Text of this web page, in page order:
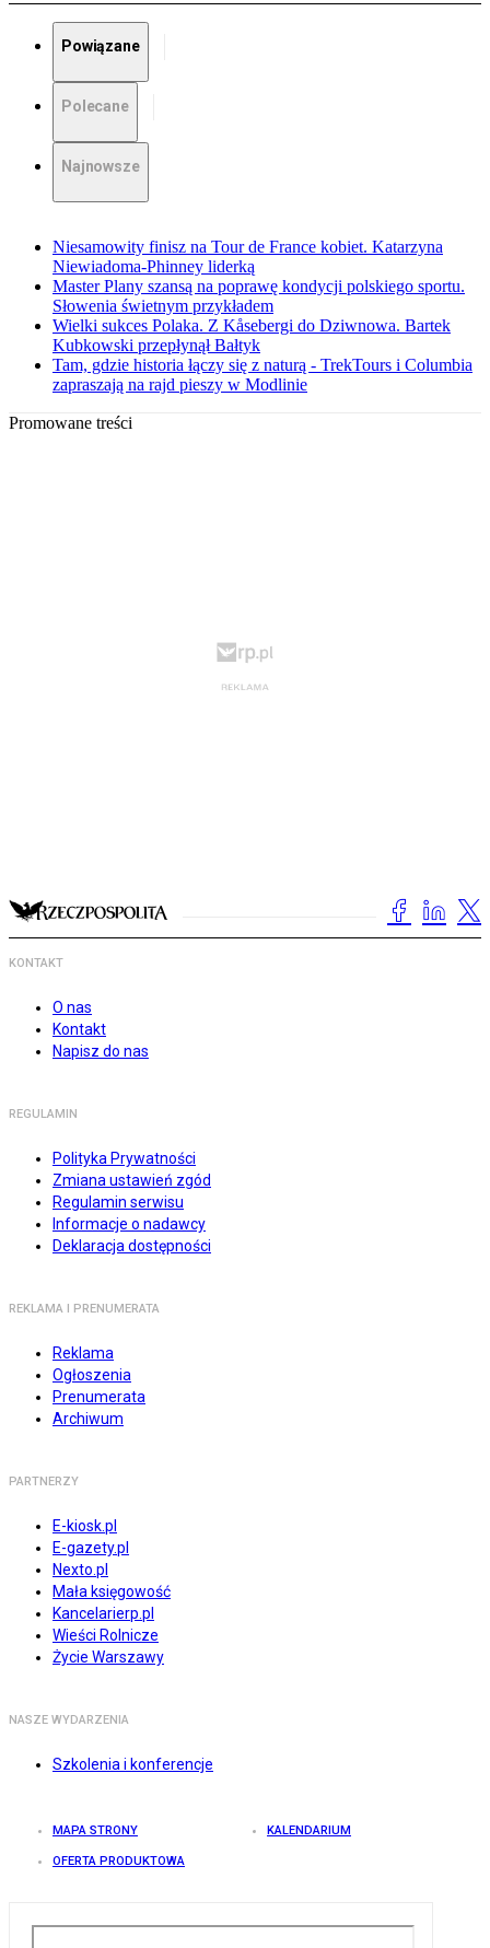
Powiązane
Polecane
Najnowsze
Niesamowity finisz na Tour de France kobiet. Katarzyna
Niewiadoma-Phinney liderką
Master Plany szansą na poprawę kondycji polskiego sportu.
Słowenia świetnym przykładem
Wielki sukces Polaka. Z Kåsebergi do Dziwnowa. Bartek
Kubkowski przepłynął Bałtyk
Tam, gdzie historia łączy się z naturą - TrekTours i Columbia
zapraszają na rajd pieszy w Modlinie
Promowane treści
KONTAKT
O nas
Kontakt
Napisz do nas
REGULAMIN
Polityka Prywatności
Zmiana ustawień zgód
Regulamin serwisu
Informacje o nadawcy
Deklaracja dostępności
REKLAMA I PRENUMERATA
Reklama
Ogłoszenia
Prenumerata
Archiwum
PARTNERZY
E-kiosk.pl
E-gazety.pl
Nexto.pl
Mała księgowość
Kancelarierp.pl
Wieści Rolnicze
Życie Warszawy
NASZE WYDARZENIA
Szkolenia i konferencje
MAPA STRONY KALENDARIUM
OFERTA PRODUKTOWA